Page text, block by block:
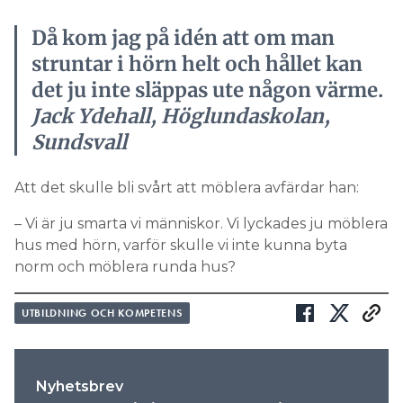
Då kom jag på idén att om man
struntar i hörn helt och hållet kan
det ju inte släppas ute någon värme.
Jack Ydehall, Höglundaskolan,
Sundsvall
Att det skulle bli svårt att möblera avfärdar han:
– Vi är ju smarta vi människor. Vi lyckades ju möblera
hus med hörn, varför skulle vi inte kunna byta
norm och möblera runda hus?
UTBILDNING OCH KOMPETENS
Nyhetsbrev